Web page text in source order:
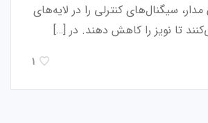
سیگنال‌های کنترلی را در لایه‌های
تا نویز را کاهش دهند. در […]
1